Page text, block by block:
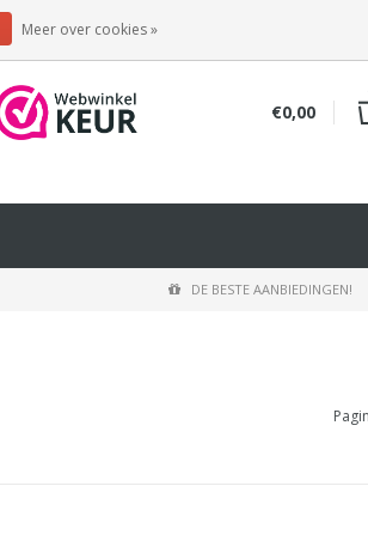
€0,00
DE BESTE AANBIEDINGEN!
Meer over cookies »